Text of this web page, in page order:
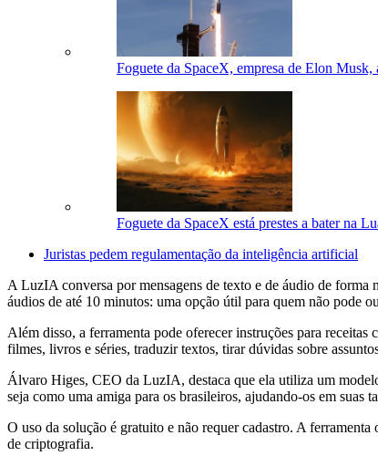
Foguete da SpaceX, empresa de Elon Musk,
Foguete da SpaceX está prestes a bater na
Juristas pedem regulamentação da inteligência artificial
A LuzIA conversa por mensagens de texto e de áudio de forma
áudios de até 10 minutos: uma opção útil para quem não pode
Além disso, a ferramenta pode oferecer instruções para
filmes, livros e séries, traduzir textos, tirar dúvidas sobre
Álvaro Higes, CEO da LuzIA, destaca que ela utiliza um
seja como uma amiga para os brasileiros, ajudando-os em suas
O uso da solução é gratuito e não requer cadastro. A
de criptografia.